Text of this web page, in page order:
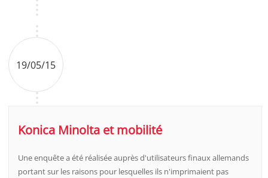
19/05/15
Konica Minolta et mobilité
Une enquête a été réalisée auprès d'utilisateurs finaux allemands
portant sur les raisons pour lesquelles ils n'imprimaient pas